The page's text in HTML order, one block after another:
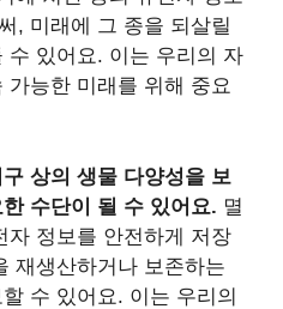
, 미래에 그 종을 되살릴
수 있어요. 이는 우리의 자
가능한 미래를 위해 중요
상의 생물 다양성을 보
수단이 될 수 있어요. 멸
자 정보를 안전하게 저장
재생산하거나 보존하는
수 있어요. 이는 우리의